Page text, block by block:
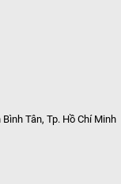
Tân, Tp. Hồ Chí Minh